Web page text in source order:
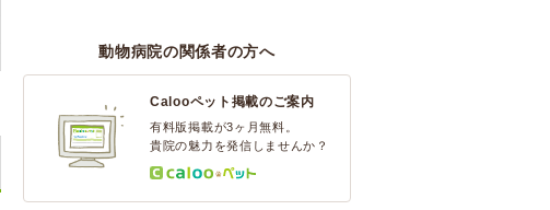
動物病院の関係者の方へ
Calooペット掲載のご案内
有料版掲載が3ヶ月無料。
貴院の魅力を発信しませんか？